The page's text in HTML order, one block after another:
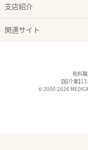
支店紹介
関連サイト
有料
【紹介業】
© 2000-2026